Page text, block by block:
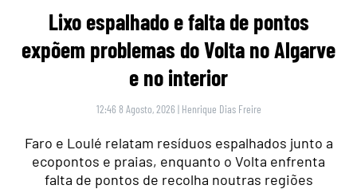
Lixo espalhado e falta de pontos
expõem problemas do Volta no Algarve
e no interior
12:46 8 Agosto, 2026 | Henrique Dias Freire
Faro e Loulé relatam resíduos espalhados junto a
ecopontos e praias, enquanto o Volta enfrenta
falta de pontos de recolha noutras regiões